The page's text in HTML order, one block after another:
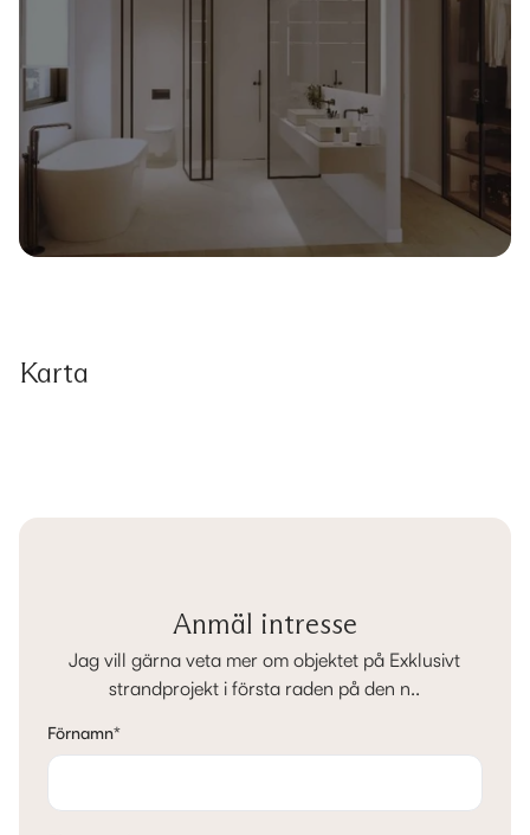
Karta
Anmäl intresse
Jag vill gärna veta mer om objektet på Exklusivt
strandprojekt i första raden på den n..
Förnamn*